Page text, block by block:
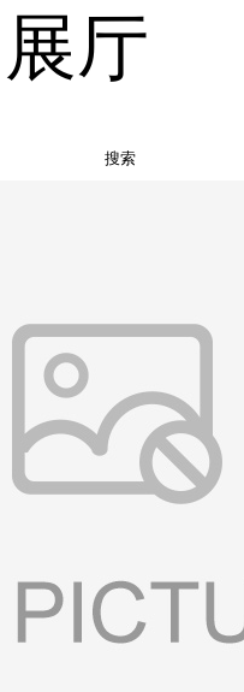
厅
搜索